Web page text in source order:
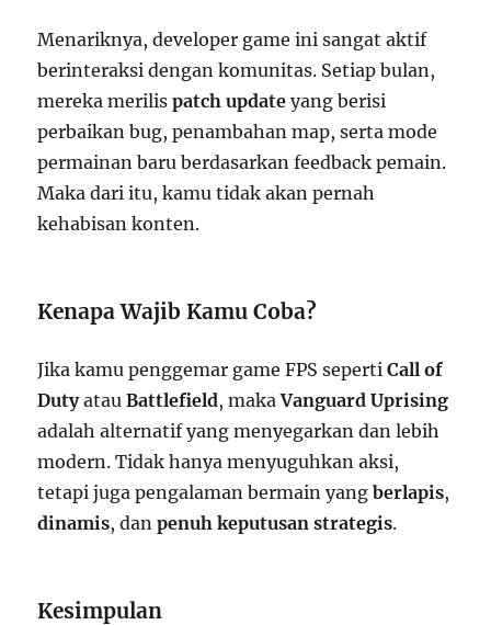
Menariknya, developer game ini sangat aktif
berinteraksi dengan komunitas. Setiap bulan,
mereka merilispatch update yang berisi
perbaikan bug, penambahan map, serta mode
permainan baru berdasarkan feedback pemain.
Maka dari itu, kamu tidak akan pernah
kehabisan konten.
Kenapa Wajib Kamu Coba?
Jika kamu penggemar game FPS sepertiCall of
DutyatauBattlefield, makaVanguard Uprising
adalah alternatif yang menyegarkan dan lebih
modern. Tidak hanya menyuguhkan aksi,
tetapi juga pengalaman bermain yangberlapis,
dinamis, danpenuh keputusan strategis.
Kesimpulan